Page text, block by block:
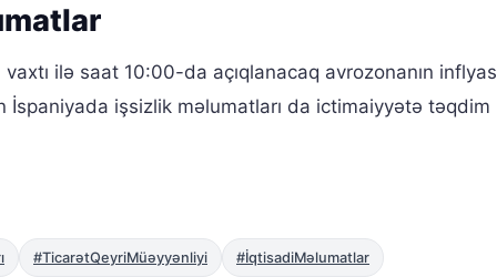
ilə saat 10:00-da açıqlanacaq avrozonanın
İspaniyada işsizlik məlumatları da ictimaiyyətə təqdim
#TicarətQeyriMüəyyənliyi #İqtisadiMəlumatlar